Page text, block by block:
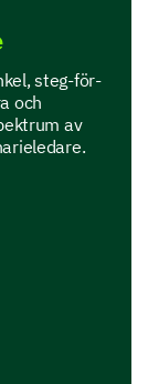
find most
on our
steg-för-
och
av